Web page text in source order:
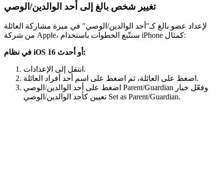
تغيير شخص بالغ إلى أحد الوالدين/الوصي
لإعداد عضو بالغ كـ"أحد الوالدين/الوصي" في ميزة مشاركة العائلة
من شركة Apple، سنتّبع الخطوات باستخدام iPhone كمثال:
في نظام iOS 16 أو أحدث:
انتقل إلى الإعدادات.
اضغط على العائلة، ثم اضغط على اسم أحد أفراد العائلة.
اضغط على أحد الوالدين/الوصي Parent/Guardian وفعّل خيار
تعيين كأحد الوالدين/الوصي Set as Parent/Guardian.